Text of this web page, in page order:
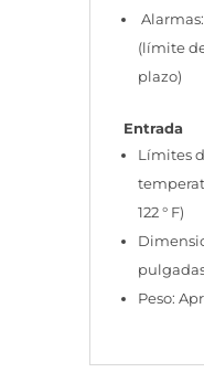
Alarmas:
(límite
plazo)
Entrada
Límites
122 ° F)
Peso: